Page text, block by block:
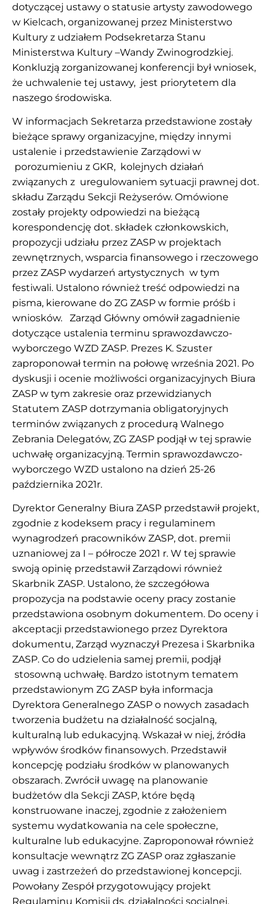
dotyczącej ustawy o statusie artysty zawodowego
w Kielcach, organizowanej przez Ministerstwo
Kultury z udziałem Podsekretarza Stanu
Ministerstwa Kultury –Wandy Zwinogrodzkiej.
Konkluzją zorganizowanej konferencji był wniosek,
że uchwalenie tej ustawy, jest priorytetem dla
naszego środowiska.
W informacjach Sekretarza przedstawione zostały
bieżące sprawy organizacyjne, między innymi
ustalenie i przedstawienie Zarządowi w
porozumieniu z GKR, kolejnych działań
związanych z uregulowaniem sytuacji prawnej dot.
składu Zarządu Sekcji Reżyserów. Omówione
zostały projekty odpowiedzi na bieżącą
korespondencję dot. składek członkowskich,
propozycji udziału przez ZASP w projektach
zewnętrznych, wsparcia finansowego i rzeczowego
przez ZASP wydarzeń artystycznych w tym
festiwali. Ustalono również treść odpowiedzi na
pisma, kierowane do ZG ZASP w formie próśb i
wniosków. Zarząd Główny omówił zagadnienie
dotyczące ustalenia terminu sprawozdawczo-
wyborczego WZD ZASP. Prezes K. Szuster
zaproponował termin na połowę września 2021. Po
dyskusji i ocenie możliwości organizacyjnych Biura
ZASP w tym zakresie oraz przewidzianych
Statutem ZASP dotrzymania obligatoryjnych
terminów związanych z procedurą Walnego
Zebrania Delegatów, ZG ZASP podjął w tej sprawie
uchwałę organizacyjną. Termin sprawozdawczo-
wyborczego WZD ustalono na dzień 25-26
października 2021r.
Dyrektor Generalny Biura ZASP przedstawił projekt,
zgodnie z kodeksem pracy i regulaminem
wynagrodzeń pracowników ZASP, dot. premii
uznaniowej za I – półrocze 2021 r. W tej sprawie
swoją opinię przedstawił Zarządowi również
Skarbnik ZASP. Ustalono, że szczegółowa
propozycja na podstawie oceny pracy zostanie
przedstawiona osobnym dokumentem. Do oceny i
akceptacji przedstawionego przez Dyrektora
dokumentu, Zarząd wyznaczył Prezesa i Skarbnika
ZASP. Co do udzielenia samej premii, podjął
stosowną uchwałę. Bardzo istotnym tematem
przedstawionym ZG ZASP była informacja
Dyrektora Generalnego ZASP o nowych zasadach
tworzenia budżetu na działalność socjalną,
kulturalną lub edukacyjną. Wskazał w niej, źródła
wpływów środków finansowych. Przedstawił
koncepcję podziału środków w planowanych
obszarach. Zwrócił uwagę na planowanie
budżetów dla Sekcji ZASP, które będą
konstruowane inaczej, zgodnie z założeniem
systemu wydatkowania na cele społeczne,
kulturalne lub edukacyjne. Zaproponował również
konsultacje wewnątrz ZG ZASP oraz zgłaszanie
uwag i zastrzeżeń do przedstawionej koncepcji.
Powołany Zespół przygotowujący projekt
Regulaminu Komisji ds. działalności socjalnej,